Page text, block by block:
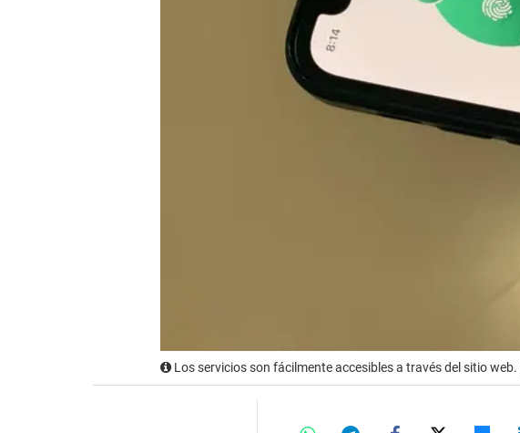
Los servicios son fácilmente accesibles a través del sitio web.